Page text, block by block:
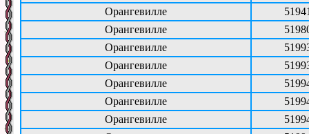
Орангевилле
Орангевилле
Орангевилле
Орангевилле
Орангевилле
Орангевилле
Орангевилле